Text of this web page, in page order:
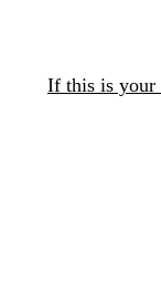
If this is your